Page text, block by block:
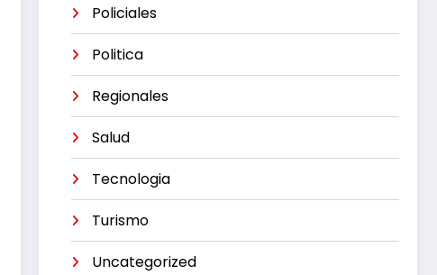
Policiales
Politica
Regionales
Salud
Tecnologia
Turismo
Uncategorized